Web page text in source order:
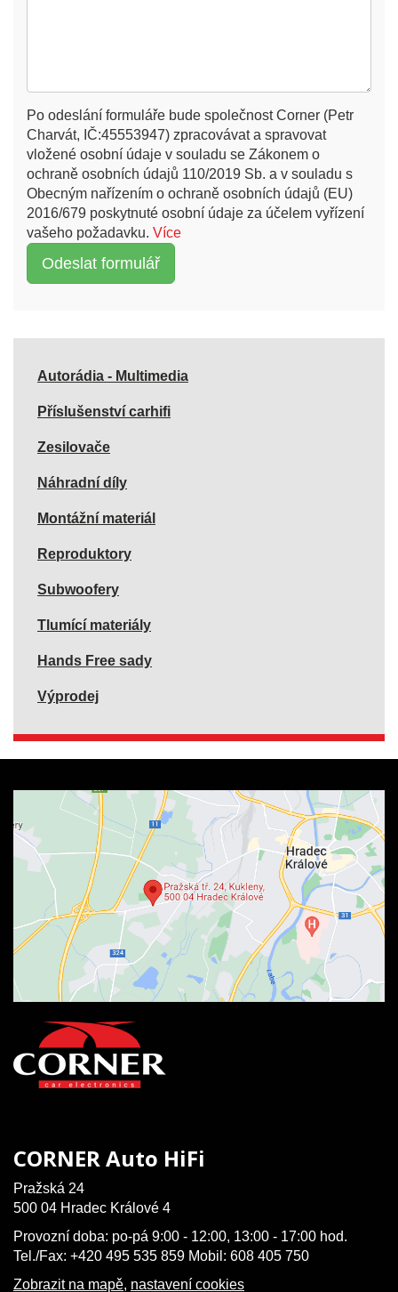
Po odeslání formuláře bude společnost Corner (Petr
Charvát, IČ:45553947) zpracovávat a spravovat
vložené osobní údaje v souladu se Zákonem o
ochraně osobních údajů 110/2019 Sb. a v souladu s
Obecným nařízením o ochraně osobních údajů (EU)
2016/679 poskytnuté osobní údaje za účelem vyřízení
vašeho požadavku. Více
Autorádia - Multimedia
Příslušenství carhifi
Zesilovače
Náhradní díly
Montážní materiál
Reproduktory
Subwoofery
Tlumící materiály
Hands Free sady
Výprodej
CORNER Auto HiFi
Pražská 24
500 04 Hradec Králové 4
Provozní doba: po-pá 9:00 - 12:00, 13:00 - 17:00 hod.
Tel./Fax: +420 495 535 859 Mobil: 608 405 750
Zobrazit na mapě, nastavení cookies